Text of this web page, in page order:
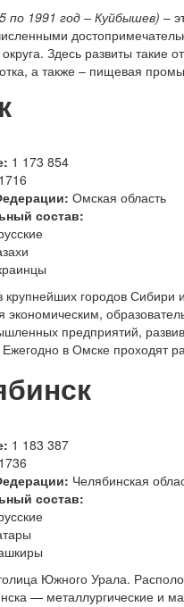
по 1991 год – Куйбышев) –
Здесь развиты такие
а также – пищевая
1 173 854
1716
Омская область
состав:
крупнейших городов Сибири
экономическим,
предприятий,
в Омске проходят
1 183 387
1736
Челябинская
состав:
Южного Урала.
— металлургические и